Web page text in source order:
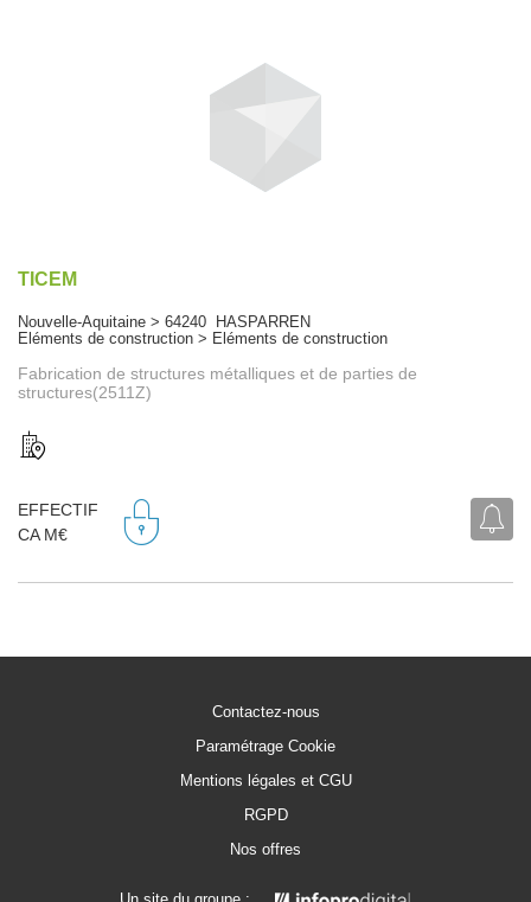
TICEM
Nouvelle-Aquitaine > 64240 HASPARREN
Eléments de construction > Eléments de construction
Fabrication de structures métalliques et de parties de
structures(2511Z)
EFFECTIF
CA M€
Contactez-nous
Paramétrage Cookie
Mentions légales et CGU
RGPD
Nos offres